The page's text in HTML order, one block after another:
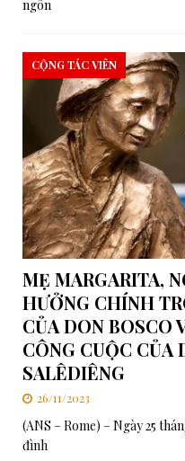
Đối
[ 06/08/2026 ] Lễ
[ 07/08/2026 ]
Chúa” TRUNG
ngôn
MẸ MARGARITA,
HƯỞNG CHÍNH
CỦA DON BOSCO
CÔNG CUỘC CỦA
SALÊDIÊNG
CỘNG TÁC VIÊN
26/11/2023
(ANS – Rome) – Ngày 25
đình